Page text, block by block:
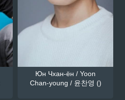
Юн Чхан-ён / Yoon
Chan-young / 윤찬영 ()